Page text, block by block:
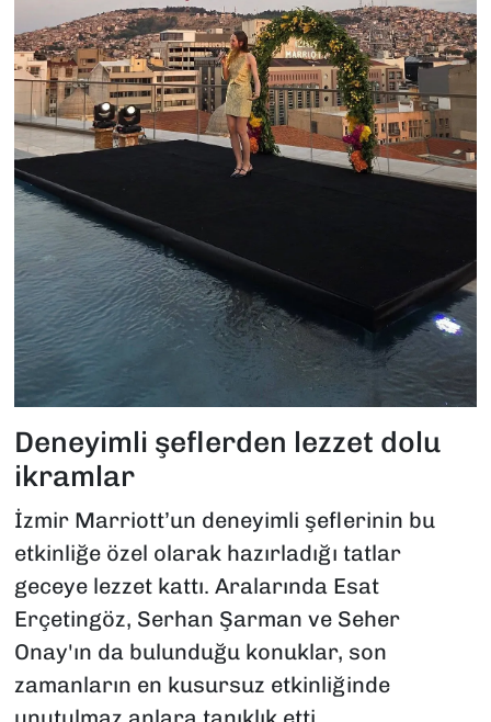
Deneyimli şeflerden lezzet dolu
ikramlar
İzmir Marriott’un deneyimli şeflerinin bu
etkinliğe özel olarak hazırladığı tatlar
geceye lezzet kattı. Aralarında Esat
Erçetingöz, Serhan Şarman ve Seher
Onay'ın da bulunduğu konuklar, son
zamanların en kusursuz etkinliğinde